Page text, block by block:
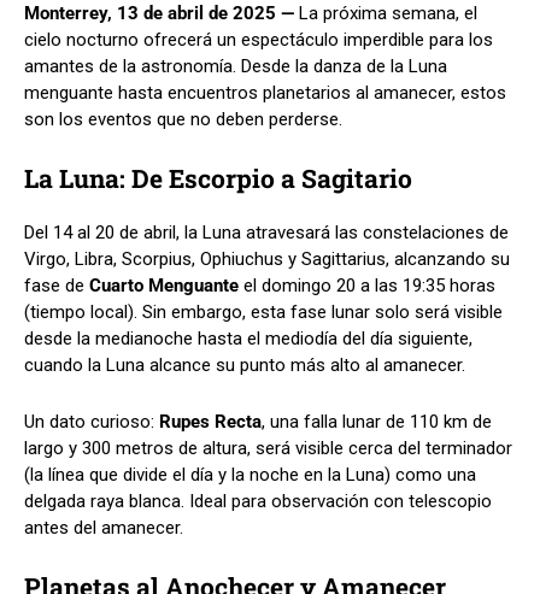
Monterrey, 13 de abril de 2025 — La próxima semana, el
cielo nocturno ofrecerá un espectáculo imperdible para los
amantes de la astronomía. Desde la danza de la Luna
menguante hasta encuentros planetarios al amanecer, estos
son los eventos que no deben perderse.
La Luna: De Escorpio a Sagitario
Del 14 al 20 de abril, la Luna atravesará las constelaciones de
Virgo, Libra, Scorpius, Ophiuchus y Sagittarius, alcanzando su
fase de Cuarto Menguante el domingo 20 a las 19:35 horas
(tiempo local). Sin embargo, esta fase lunar solo será visible
desde la medianoche hasta el mediodía del día siguiente,
cuando la Luna alcance su punto más alto al amanecer.
Un dato curioso: Rupes Recta, una falla lunar de 110 km de
largo y 300 metros de altura, será visible cerca del terminador
(la línea que divide el día y la noche en la Luna) como una
delgada raya blanca. Ideal para observación con telescopio
antes del amanecer.
Planetas al Anochecer y Amanecer